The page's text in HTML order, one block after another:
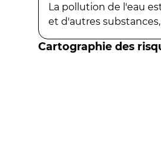
La pollution de l'eau
et d'autres
Cartographie des